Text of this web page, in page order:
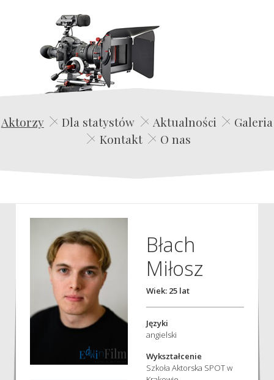
Edwin Film Agencja Aktorska
Aktorzy Dla statystów Aktualności
Galeria
Kontakt
O nas
Błach
Miłosz
Wiek: 25 lat
Języki
angielski
Wykształcenie
Szkoła Aktorska SPOT w